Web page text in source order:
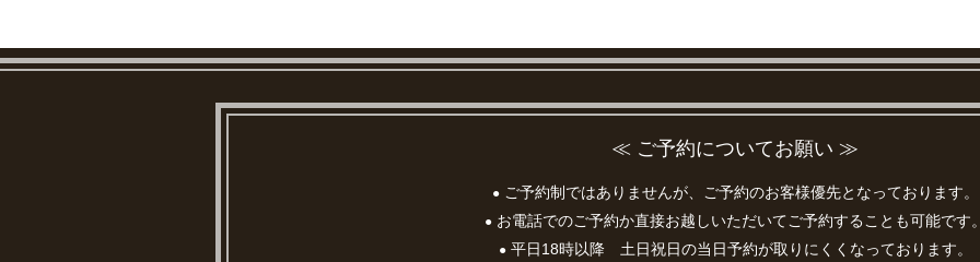
≪ ご予約についてお願い ≫
●ご予約制ではありませんが、ご予約のお客様優先となっております。
●お電話でのご予約か直接お越しいただいてご予約することも可能です
●平日18時以降 土日祝日の当日予約が取りにくくなっております。